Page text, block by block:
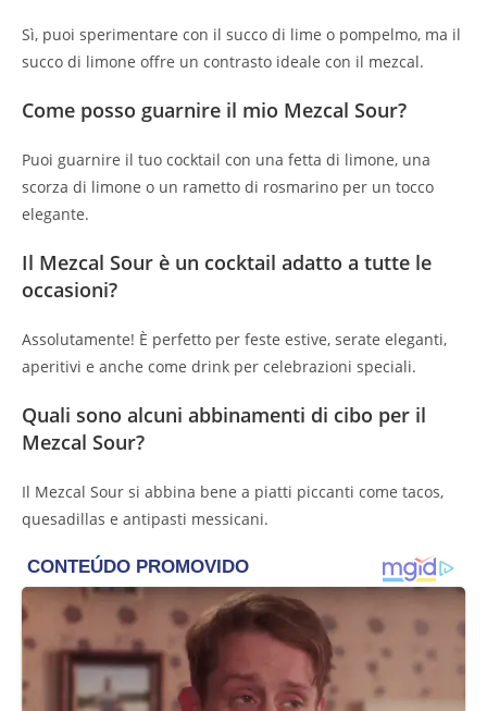
Sì, puoi sperimentare con il succo di lime o pompelmo, ma il
succo di limone offre un contrasto ideale con il mezcal.
Come posso guarnire il mio Mezcal Sour?
Puoi guarnire il tuo cocktail con una fetta di limone, una
scorza di limone o un rametto di rosmarino per un tocco
elegante.
Il Mezcal Sour è un cocktail adatto a tutte le
occasioni?
Assolutamente! È perfetto per feste estive, serate eleganti,
aperitivi e anche come drink per celebrazioni speciali.
Quali sono alcuni abbinamenti di cibo per il
Mezcal Sour?
Il Mezcal Sour si abbina bene a piatti piccanti come tacos,
quesadillas e antipasti messicani.